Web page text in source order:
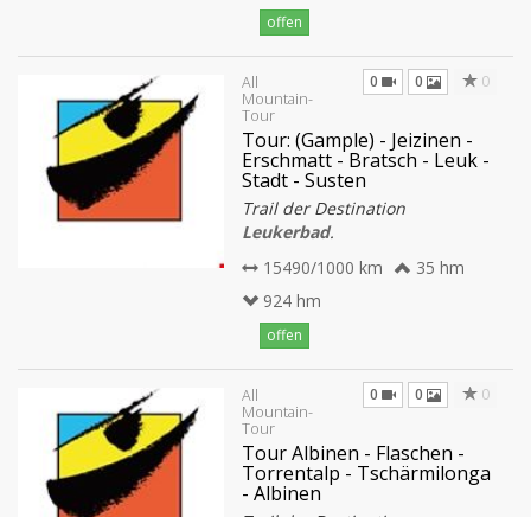
offen
All
Mountain-
Tour
0 0 0
Tour: (Gample) - Jeizinen -
Erschmatt - Bratsch - Leuk -
Stadt - Susten
Trail der Destination
Leukerbad.
15490/1000 km
35 hm
924 hm
offen
All
Mountain-
Tour
0 0 0
Tour Albinen - Flaschen -
Torrentalp - Tschärmilonga
- Albinen